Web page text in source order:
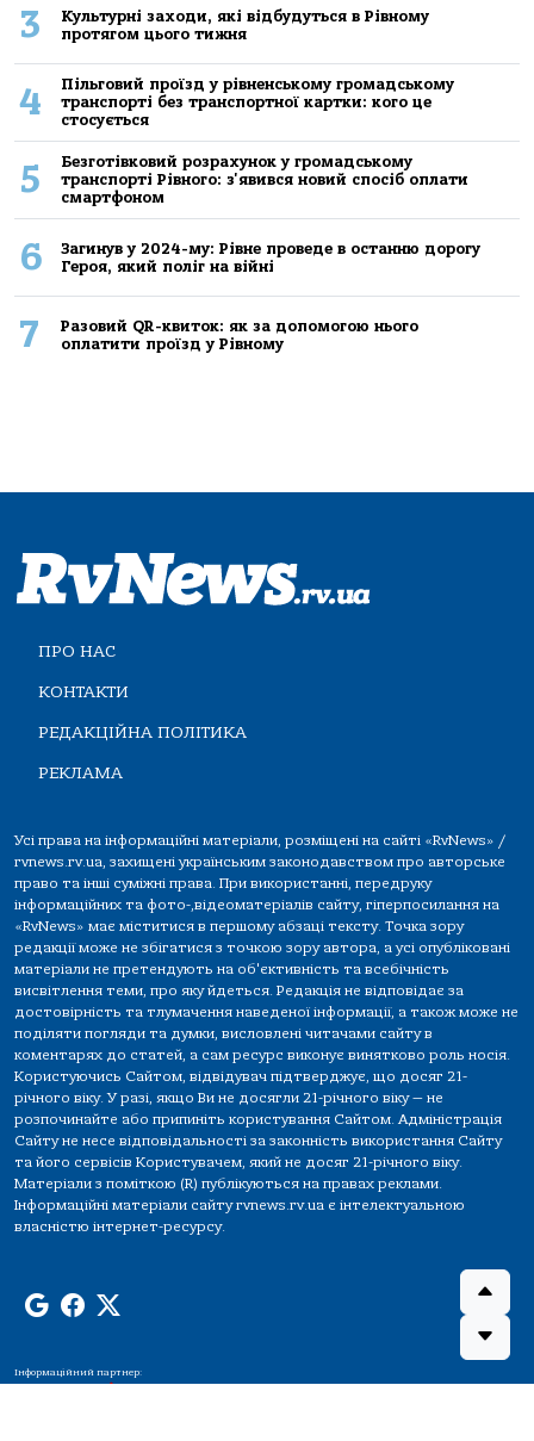
3
Культурні заходи, які відбудуться в Рівному
протягом цього тижня
4
Пільговий проїзд у рівненському громадському
транспорті без транспортної картки: кого це
стосується
5
Безготівковий розрахунок у громадському
транспорті Рівного: з'явився новий спосіб оплати
смартфоном
6
Загинув у 2024-му: Рівне проведе в останню дорогу
Героя, який поліг на війні
7
Разовий QR-квиток: як за допомогою нього
оплатити проїзд у Рівному
ПРО НАС
КОНТАКТИ
РЕДАКЦІЙНА ПОЛІТИКА
РЕКЛАМА
Усі права на інформаційні матеріали, розміщені на сайті «RvNews» /
rvnews.rv.ua, захищені українським законодавством про авторське
право та інші суміжні права. При використанні, передруку
інформаційних та фото-,відеоматеріалів сайту, гіперпосилання на
«RvNews» має міститися в першому абзаці тексту. Точка зору
редакції може не збігатися з точкою зору автора, а усі опубліковані
матеріали не претендують на об'єктивність та всебічність
висвітлення теми, про яку йдеться. Редакція не відповідає за
достовірність та тлумачення наведеної інформації, а також може не
поділяти погляди та думки, висловлені читачами сайту в
коментарях до статей, а сам ресурс виконує винятково роль носія.
Користуючись Сайтом, відвідувач підтверджує, що досяг 21-
річного віку. У разі, якщо Ви не досягли 21-річного віку — не
розпочинайте або припиніть користування Сайтом. Адміністрація
Сайту не несе відповідальності за законність використання Сайту
та його сервісів Користувачем, який не досяг 21-річного віку.
Матеріали з поміткою (R) публікуються на правах реклами.
Інформаційні матеріали сайту rvnews.rv.ua є інтелектуальною
власністю інтернет-ресурсу.
Інформаційний партнер: